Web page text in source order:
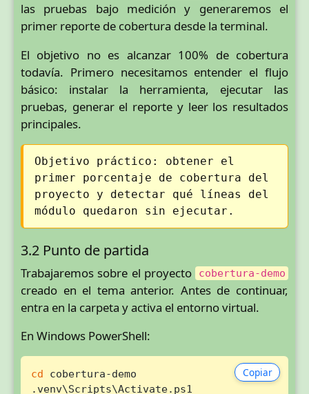
las pruebas bajo medición y generaremos el
primer reporte de cobertura desde la terminal.
El objetivo no es alcanzar 100% de cobertura
todavía. Primero necesitamos entender el flujo
básico: instalar la herramienta, ejecutar las
pruebas, generar el reporte y leer los resultados
principales.
Objetivo práctico: obtener el
primer porcentaje de cobertura del
proyecto y detectar qué líneas del
módulo quedaron sin ejecutar.
3.2 Punto de partida
Trabajaremos sobre el proyecto cobertura-demo
creado en el tema anterior. Antes de continuar,
entra en la carpeta y activa el entorno virtual.
En Windows PowerShell:
Copiar
cd cobertura-demo
.venv\Scripts\Activate.ps1